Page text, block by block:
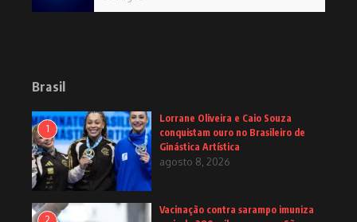
Brasil
1
Lorrane Oliveira e Caio Souza
conquistam ouro no Brasileiro de
Ginástica Artística
agosto 8, 2026
Vacinação contra sarampo imuniza